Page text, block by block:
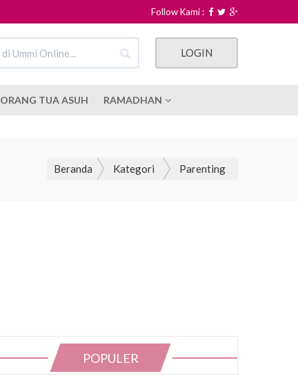
Follow Kami :
LOGIN
ORANG TUA ASUH RAMADHAN
Beranda Kategori Parenting
POPULER